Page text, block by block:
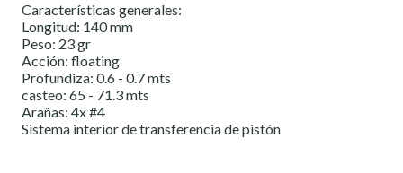
Características generales:
Longitud: 140 mm
Peso: 23 gr
Acción: floating
Profundiza: 0.6 - 0.7 mts
casteo: 65 - 71.3 mts
Arañas: 4x #4
Sistema interior de transferencia de pistón